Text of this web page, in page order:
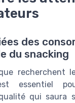
des
du snacking
recherchent
essentiel
qui saura